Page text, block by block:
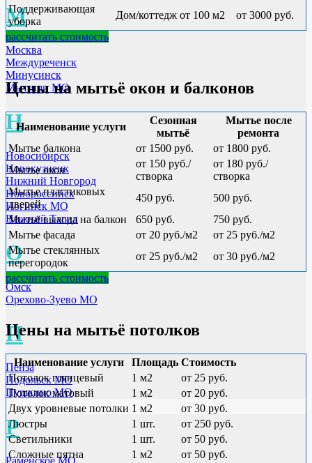
М
Москва
Междуреченск
Минусинск
Мытищи МО
Н
Новосибирск
Новокузнецк
Нижний Новгород
Новороссийск
Ногинск МО
Нижний Тагил
О
Омск
Орехово-Зуево МО
П
Пенза
Подольск МО
Пушкино МО
Р
Поддерживающая
уборка
Дом/коттедж от 100 м2
от 3000 руб.
рассчитать стоимость
Цены на мытьё окон и балконов
Наименование услуги
Сезонная
мытьё
Мытье после
ремонта
Мытье балкона
от 1500 руб.
от 1800 руб.
Мытье окон
от 150 руб./
створка
от 180 руб./
створка
Мытье пластиковых
дверей
450 руб.
500 руб.
Мытьё выхода на балкон
650 руб.
750 руб.
Мытье фасада
от 20 руб./м2
от 25 руб./м2
Мытье стеклянных
перегородок
от 25 руб./м2
от 30 руб./м2
рассчитать стоимость
Цены на мытьё потолков
Наименование услуги Площадь Стоимость
Потолок глянцевый
1 м2
от 25 руб.
Потолок матовый
1 м2
от 20 руб.
Двух уровневые потолки 1 м2
от 30 руб.
Люстры
1 шт.
от 250 руб.
Светильники
1 шт.
от 50 руб.
Сложные пятна
1 м2
от 50 руб.